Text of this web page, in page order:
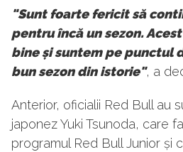
"Sunt foarte fericit să
pentru încă un sezon.
bine și suntem pe punctul
bun sezon din istorie", a
Anterior, oficialii Red Bull au
japonez Yuki Tsunoda, care
programul Red Bull Junior și